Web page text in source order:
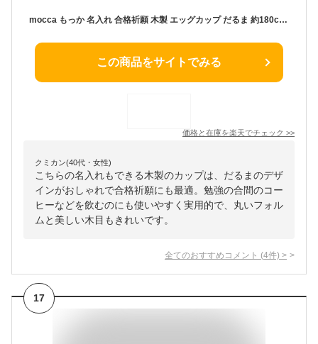
mocca もっか 名入れ 合格祈願 木製 エッグカップ だるま 約180cc 受験 受験生 応援 合格 必勝 かわいい コップ カップ 名前 ネーム 入り 縁起 だるま 達磨 ギフト 贈り物 記念品
この商品をサイトでみる
価格と在庫を楽天でチェック >>
クミカン(40代・女性)
こちらの名入れもできる木製のカップは、だるまのデザ
インがおしゃれで合格祈願にも最適。勉強の合間のコー
ヒーなどを飲むのにも使いやすく実用的で、丸いフォル
ムと美しい木目もきれいです。
全てのおすすめコメント (4件) >
17